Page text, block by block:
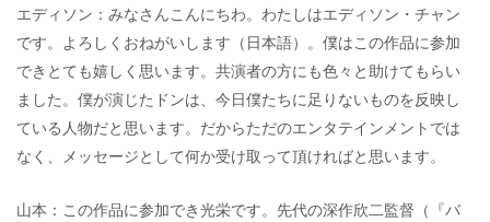
エディソン：みなさんこんにちわ。わたしはエディソン・チャン
です。よろしくおねがいします（日本語）。僕はこの作品に参加
できとても嬉しく思います。共演者の方にも色々と助けてもらい
ました。僕が演じたドンは、今日僕たちに足りないものを反映し
ている人物だと思います。だからただのエンタテインメントでは
なく、メッセージとして何か受け取って頂ければと思います。
山本：この作品に参加でき光栄です。先代の深作欣二監督（『バ